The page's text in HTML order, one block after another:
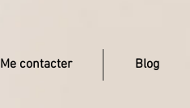
Me contacter Blog